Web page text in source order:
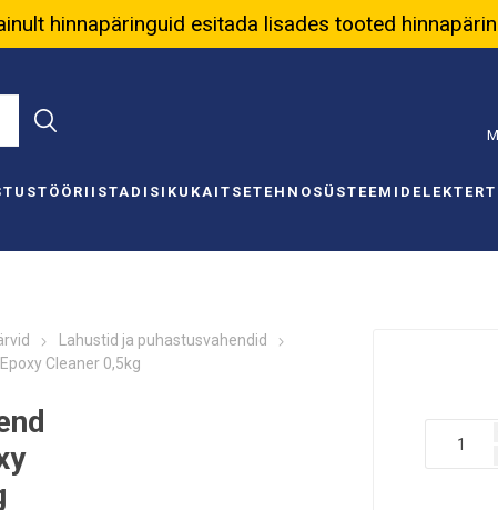
hinnapäringuid esitada lisades tooted
TÖÖRIISTAD ISIKUKAITSETEHNOSÜSTEEMID ELEKTER
Lahustid ja puhastusvahendid
Cleaner 0,5kg